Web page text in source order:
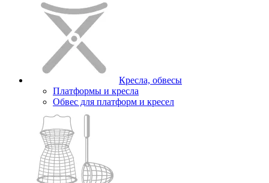
Кресла, обвесы
Платформы и кресла
Обвес для платформ и кресел